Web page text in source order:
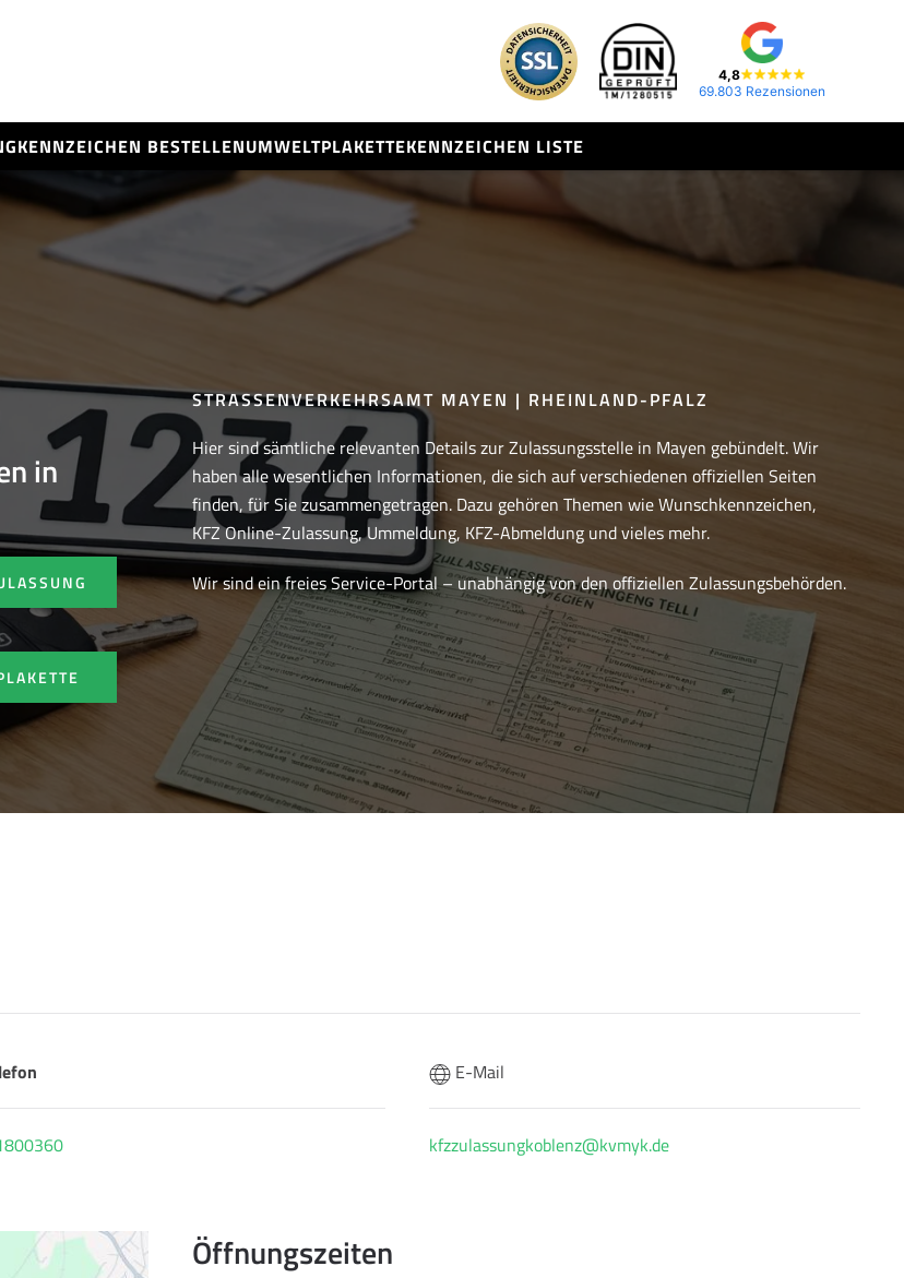
4,8
69.803 Rezensionen
KENNZEICHEN BESTELLENUMWELTPLAKETTEKENNZEICHEN LISTE
in
STRASSENVERKEHRSAMT MAYEN | RHEINLAND-PFALZ
Hier sind sämtliche relevanten Details zur Zulassungsstelle in Mayen gebündelt. Wir
haben alle wesentlichen Informationen, die sich auf verschiedenen offiziellen Seiten
finden, für Sie zusammengetragen. Dazu gehören Themen wie Wunschkennzeichen,
KFZ Online-Zulassung, Ummeldung, KFZ-Abmeldung und vieles mehr.
Wir sind ein freies Service-Portal – unabhängig von den offiziellen Zulassungsbehörden.
E-Mail
kfzzulassungkoblenz@kvmyk.de
Öffnungszeiten